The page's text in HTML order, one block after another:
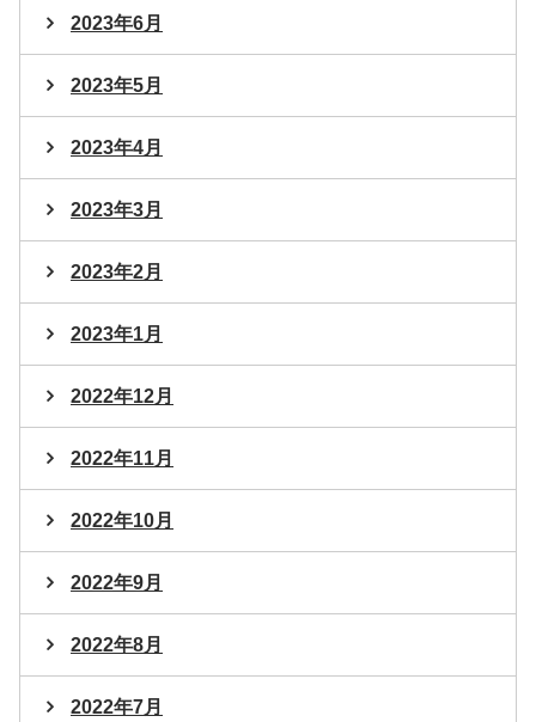
2023年6月
2023年5月
2023年4月
2023年3月
2023年2月
2023年1月
2022年12月
2022年11月
2022年10月
2022年9月
2022年8月
2022年7月